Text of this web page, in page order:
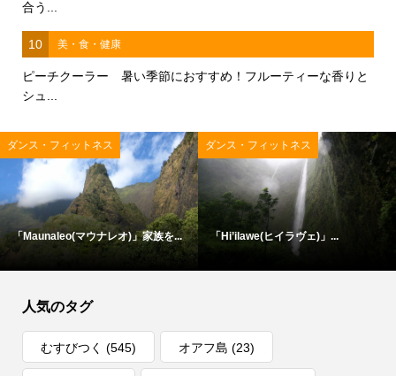
合う...
10 美・食・健康
ピーチクーラー 暑い季節におすすめ！フルーティーな香りと
シュ...
ダンス・フィットネス
「Maunaleo(マウナレオ)」家族を...
ダンス・フィットネス
「Hi’ilawe(ヒイラヴェ)」...
人気のタグ
むすびつく (545) オアフ島 (23)